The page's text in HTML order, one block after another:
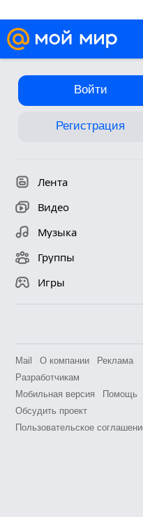
Войти
Регистрация
Лента
Видео
Музыка
Группы
Игры
Mail О компании
Реклама
Разработчикам
Мобильная версия
Помощь
Обсудить проект
Пользовательское